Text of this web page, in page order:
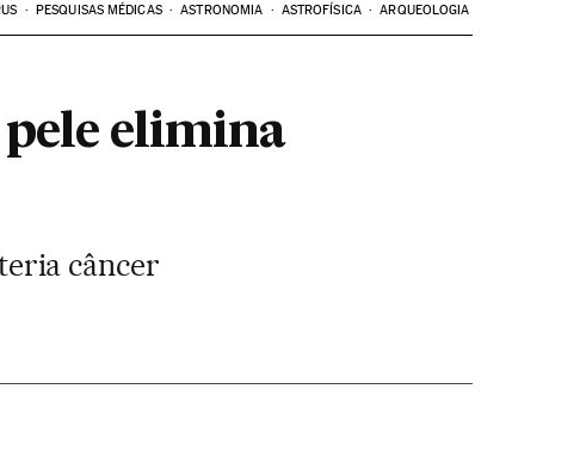
PESQUISAS MÉDICAS ASTRONOMIA ASTROFÍSICA ARQUEOLOGIA
elimina
câncer